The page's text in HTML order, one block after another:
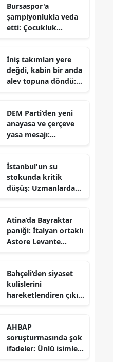
Bursaspor'a
şampiyonlukla veda
etti: Çocukluk
Yünkuş yeni takımına
imzayı attı
İniş takımları yere
değdi, kabin bir anda
alev topuna döndü:
DEM Parti’den yeni
anayasa ve çerçeve
yasa mesajı:
takvim belirsiz
İstanbul'un su
stokunda kritik
düşüş: Uzmanlardan
Atina’da Bayraktar
paniği: İtalyan ortaklı
Astore Levante
Bahçeli’den siyaset
kulislerini
hareketlendiren çıkış:
yansımalı
AHBAP
soruşturmasında şok
ifadeler: Ünlü isimler